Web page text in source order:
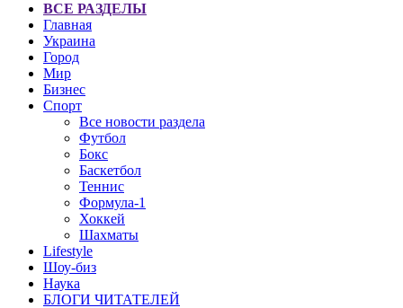
ВСЕ РАЗДЕЛЫ
Главная
Украина
Город
Мир
Бизнес
Спорт
Все новости раздела
Футбол
Бокс
Баскетбол
Теннис
Формула-1
Хоккей
Шахматы
Lifestyle
Шоу-биз
Наука
БЛОГИ ЧИТАТЕЛЕЙ